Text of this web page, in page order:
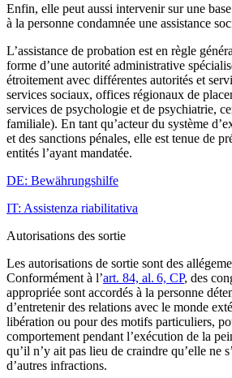
Enfin, elle peut aussi intervenir sur une
à la personne condamnée une assistance
L’assistance de probation est en règle
forme d’une autorité administrative
étroitement avec différentes autorités et
services sociaux, offices régionaux de
services de psychologie et de psychiatrie,
familiale). En tant qu’acteur du système
et des sanctions pénales, elle est tenue de
entités l’ayant mandatée.
DE: Bewährungshilfe
IT: Assistenza riabilitativa
Autorisations des sortie
Les autorisations de sortie sont des
Conformément à l’art. 84, al. 6, CP, des
appropriée sont accordés à la personne
d’entretenir des relations avec le monde
libération ou pour des motifs particuliers,
comportement pendant l’exécution de la
qu’il n’y ait pas lieu de craindre qu’elle ne
d’autres infractions.